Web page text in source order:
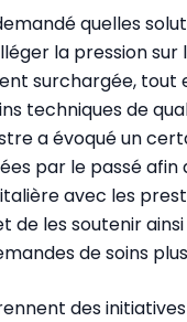
quelles
la pression
surchargée, tout
techniques de
a évoqué un
par le passé
avec les
de les soutenir
de soins
des initiatives